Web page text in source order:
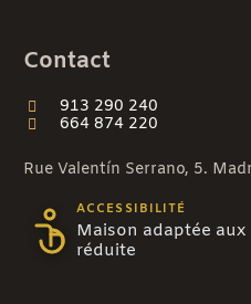
Contact
913 290 240
664 874 220
Rue Valentín Serrano, 5.
ACCESSIBILITÉ
Maison adaptée
réduite